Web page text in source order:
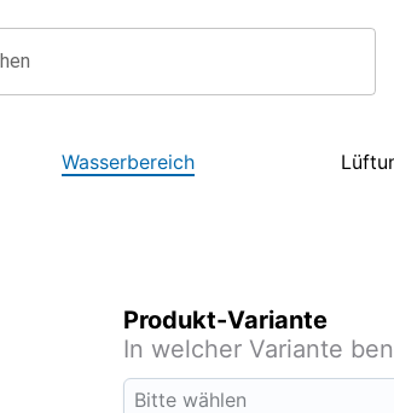
Wasserbereich
Produkt-Variante
In welcher Variante
Bitte wählen